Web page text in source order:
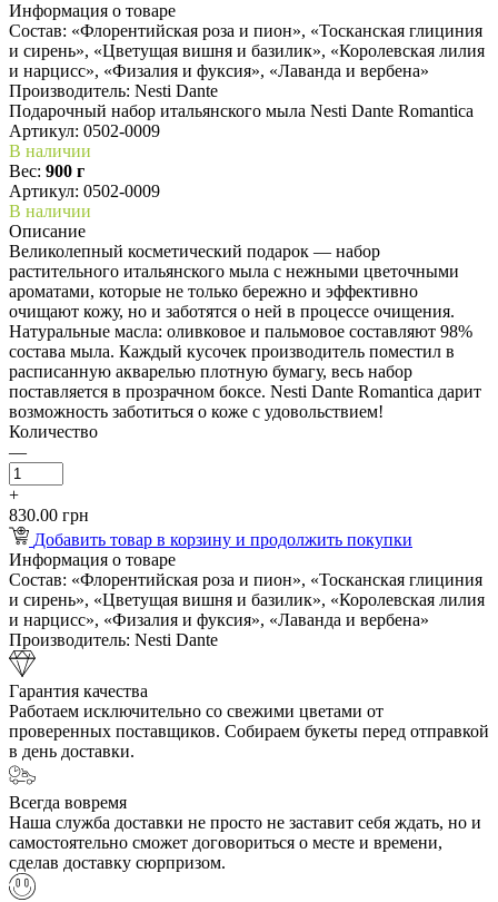
Информация о товаре
Состав: «Флорентийская роза и пион», «Тосканская глициния
и сирень», «Цветущая вишня и базилик», «Королевская лилия
и нарцисс», «Физалия и фуксия», «Лаванда и вербена»
Производитель: Nesti Dante
Подарочный набор итальянского мыла Nesti Dante Romantica
Артикул: 0502-0009
В наличии
Вес: 900 г
Артикул: 0502-0009
В наличии
Описание
Великолепный косметический подарок — набор
растительного итальянского мыла с нежными цветочными
ароматами, которые не только бережно и эффективно
очищают кожу, но и заботятся о ней в процессе очищения.
Натуральные масла: оливковое и пальмовое составляют 98%
состава мыла. Каждый кусочек производитель поместил в
расписанную акварелью плотную бумагу, весь набор
поставляется в прозрачном боксе. Nesti Dante Romantica дарит
возможность заботиться о коже с удовольствием!
Количество
—
+
830.00 грн
Добавить товар в корзину и продолжить покупки
Информация о товаре
Состав: «Флорентийская роза и пион», «Тосканская глициния
и сирень», «Цветущая вишня и базилик», «Королевская лилия
и нарцисс», «Физалия и фуксия», «Лаванда и вербена»
Производитель: Nesti Dante
Гарантия качества
Работаем исключительно со свежими цветами от
проверенных поставщиков. Собираем букеты перед отправкой
в день доставки.
Всегда вовремя
Наша служба доставки не просто не заставит себя ждать, но и
самостоятельно сможет договориться о месте и времени,
сделав доставку сюрпризом.